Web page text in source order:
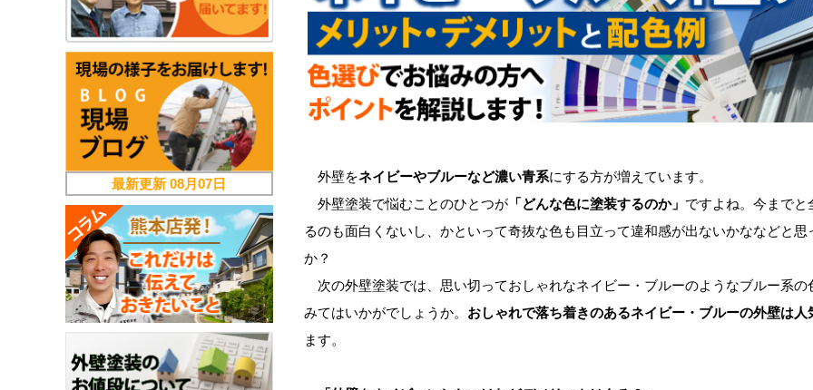
外壁をネイビーやブルーなど濃い青系にする方が増えています。
外壁塗装で悩むことのひとつが「どんな色に塗装するのか」 ですよね。今までと
るのも面白くないし、かといって奇抜な色も目立って違和感が出ないかななどと思
か？
次の外壁塗装では、思い切っておしゃれなネイビー・ブルーのようなブルー系の
みてはいかがでしょうか。 おしゃれで落ち着きのあるネイビー・ブルーの外壁は人
ます。
最新更新08月07日